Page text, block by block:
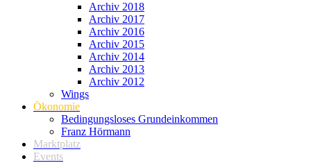
Archiv 2018
Archiv 2017
Archiv 2016
Archiv 2015
Archiv 2014
Archiv 2013
Archiv 2012
Wings
Ökonomie
Bedingungsloses Grundeinkommen
Franz Hörmann
Marktplatz
Events